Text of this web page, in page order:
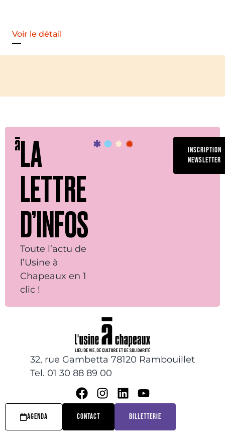
LA
LETTRE
D’INFOS
Toute l’actu de
l’Usine à
Chapeaux en 1
clic !
INSCRIPTION
NEWSLETTER
32, rue Gambetta 78120 Rambouillet
Tel. 01 30 88 89 00
AGENDA CONTACT BILLETTERIE